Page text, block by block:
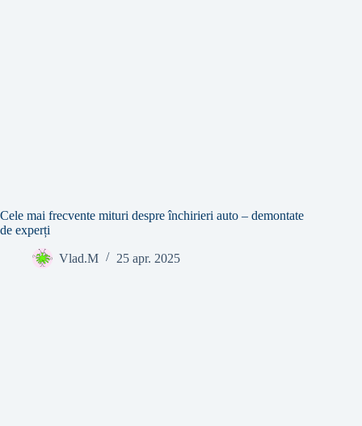
Cele mai frecvente mituri despre închirieri auto – demontate
de experți
Vlad.M 25 apr. 2025